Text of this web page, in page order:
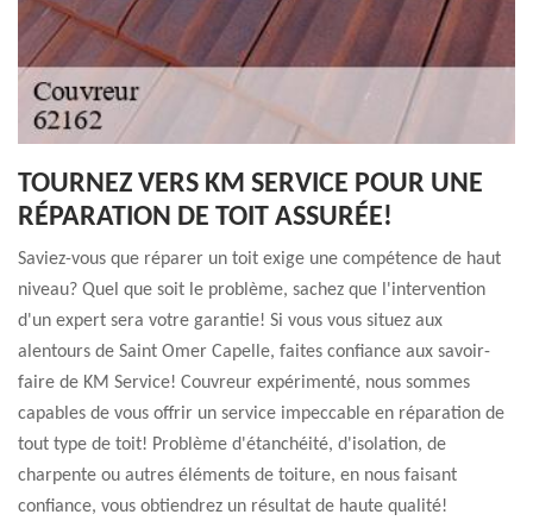
TOURNEZ VERS KM SERVICE POUR UNE
RÉPARATION DE TOIT ASSURÉE!
Saviez-vous que réparer un toit exige une compétence de haut
niveau? Quel que soit le problème, sachez que l'intervention
d'un expert sera votre garantie! Si vous vous situez aux
alentours de Saint Omer Capelle, faites confiance aux savoir-
faire de KM Service! Couvreur expérimenté, nous sommes
capables de vous offrir un service impeccable en réparation de
tout type de toit! Problème d'étanchéité, d'isolation, de
charpente ou autres éléments de toiture, en nous faisant
confiance, vous obtiendrez un résultat de haute qualité!